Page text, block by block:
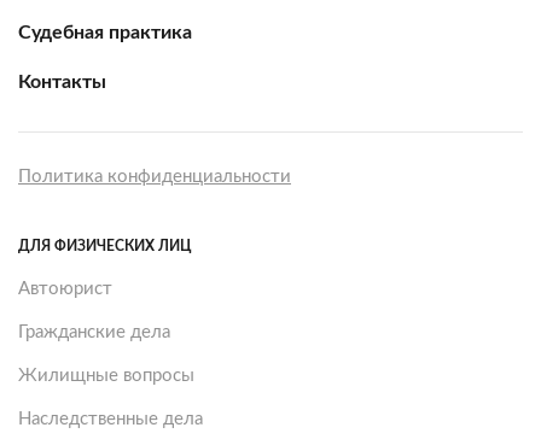
Судебная практика
Контакты
Политика конфиденциальности
ДЛЯ ФИЗИЧЕСКИХ ЛИЦ
Автоюрист
Гражданские дела
Жилищные вопросы
Наследственные дела